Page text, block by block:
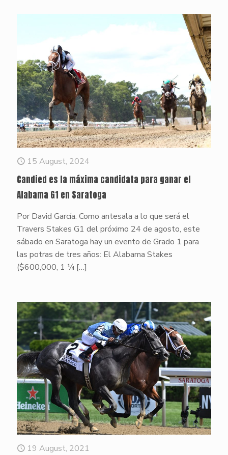
15 August, 2024
Candied es la máxima candidata para ganar el
Alabama G1 en Saratoga
Por David García. Como antesala a lo que será el
Travers Stakes G1 del próximo 24 de agosto, este
sábado en Saratoga hay un evento de Grado 1 para
las potras de tres años: El Alabama Stakes
($600,000, 1 ¼ […]
19 August, 2021